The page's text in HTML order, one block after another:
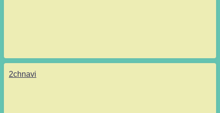
2chnavi